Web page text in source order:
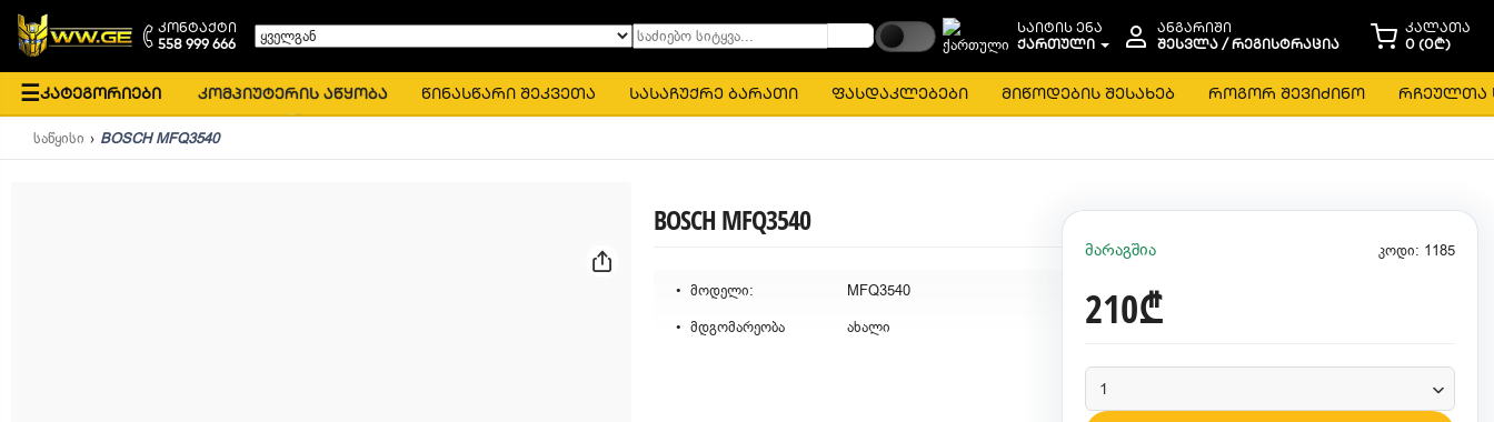
კონტაქტი
558 999 666
ყველგან საძიებო სიტყვა...
საიტის ენა
ᲥᲐᲠᲗᲣᲚᲘ
ანგარიში
ᲨᲔᲡᲕᲚᲐ / ᲠᲔᲒᲘᲡᲢᲠᲐᲪᲘᲐ
კალათა
0 (0₾)
☰კატეგორიები კომპიუტერის აწყობა წინასწარი შეკვეთა სასაჩუქრე ბარათი ფასდაკლებები მიწოდების შესახებ როგორ შევიძინო რჩეულთა
საწყისი BOSCH MFQ3540
BOSCH MFQ3540
მოდელი:
MFQ3540
მდგომარეობა
ახალი
მარაგშია კოდი: 1185
210₾